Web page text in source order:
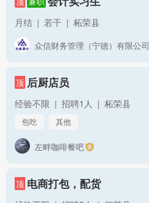
月结 | 若干 | 柘荣县
众信财务管理（宁德）有限公司
顶 后厨店员
经验不限 | 招聘1人 | 柘荣县
包吃 其他
左畔咖啡餐吧
顶 电商打包，配货